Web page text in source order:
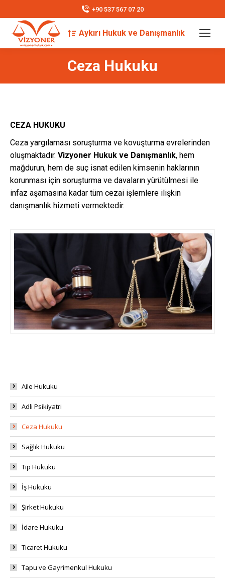
+90 537 567 07 20
Search:
Aykırı Hukuk ve Danışmanlık
Ceza Hukuku
You are here:
CEZA HUKUKU
Ceza yargılaması soruşturma ve kovuşturma evrelerinden
oluşmaktadır. Vizyoner Hukuk ve Danışmanlık, hem
mağdurun, hem de suç isnat edilen kimsenin haklarının
korunması için soruşturma ve davaların yürütülmesi ile
infaz aşamasına kadar tüm cezai işlemlere ilişkin
danışmanlık hizmeti vermektedir.
Aile Hukuku
Adli Psikiyatri
Ceza Hukuku
Sağlık Hukuku
Tıp Hukuku
İş Hukuku
Şirket Hukuku
İdare Hukuku
Ticaret Hukuku
Tapu ve Gayrimenkul Hukuku